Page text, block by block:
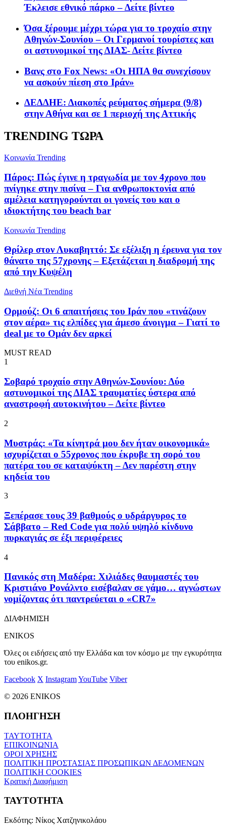
Έκλεισε εθνικό πάρκο – Δείτε βίντεο
Όσα ξέρουμε μέχρι τώρα για το τροχαίο στην
Αθηνών-Σουνίου – Οι Γερμανοί τουρίστες και
οι αστυνομικοί της ΔΙΑΣ- Δείτε βίντεο
Βανς στο Fox News: «Οι ΗΠΑ θα συνεχίσουν
να ασκούν πίεση στο Ιράν»
ΔΕΔΔΗΕ: Διακοπές ρεύματος σήμερα (9/8)
στην Αθήνα και σε 1 περιοχή της Αττικής
TRENDING ΤΩΡΑ
Κοινωνία Trending
Πάρος: Πώς έγινε η τραγωδία με τον 4χρονο που
πνίγηκε στην πισίνα – Για ανθρωποκτονία από
αμέλεια κατηγορούνται οι γονείς του και ο
ιδιοκτήτης του beach bar
Κοινωνία Trending
Θρίλερ στον Λυκαβηττό: Σε εξέλιξη η έρευνα για τον
θάνατο της 57χρονης – Εξετάζεται η διαδρομή της
από την Κυψέλη
Διεθνή Νέα Trending
Ορμούζ: Οι 6 απαιτήσεις του Ιράν που «τινάζουν
στον αέρα» τις ελπίδες για άμεσο άνοιγμα – Γιατί το
deal με το Ομάν δεν αρκεί
MUST READ
1
Σοβαρό τροχαίο στην Αθηνών-Σουνίου: Δύο
αστυνομικοί της ΔΙΑΣ τραυματίες ύστερα από
αναστροφή αυτοκινήτου – Δείτε βίντεο
2
Μυστράς: «Τα κίνητρά μου δεν ήταν οικονομικά»
ισχυρίζεται ο 55χρονος που έκρυβε τη σορό του
πατέρα του σε καταψύκτη – Δεν παρέστη στην
κηδεία του
3
Ξεπέρασε τους 39 βαθμούς ο υδράργυρος το
Σάββατο – Red Code για πολύ υψηλό κίνδυνο
πυρκαγιάς σε έξι περιφέρειες
4
Πανικός στη Μαδέρα: Χιλιάδες θαυμαστές του
Κριστιάνο Ρονάλντο εισέβαλαν σε γάμο… αγνώστων
νομίζοντας ότι παντρεύεται ο «CR7»
ΔΙΑΦΗΜΙΣΗ
ENIKOS
Όλες οι ειδήσεις από την Ελλάδα και τον κόσμο με την εγκυρότητα
του enikos.gr.
Facebook X InstagramYouTube Viber
© 2026 ENIKOS
ΠΛΟΗΓΗΣΗ
ΤΑΥΤΟΤΗΤΑ
ΕΠΙΚΟΙΝΩΝΙΑ
ΟΡΟΙ ΧΡΗΣΗΣ
ΠΟΛΙΤΙΚΗ ΠΡΟΣΤΑΣΙΑΣ ΠΡΟΣΩΠΙΚΩΝ ΔΕΔΟΜΕΝΩΝ
ΠΟΛΙΤΙΚΗ COOKIES
Κρατική Διαφήμιση
ΤΑΥΤΟΤΗΤΑ
Εκδότης: Νίκος Χατζηνικολάου